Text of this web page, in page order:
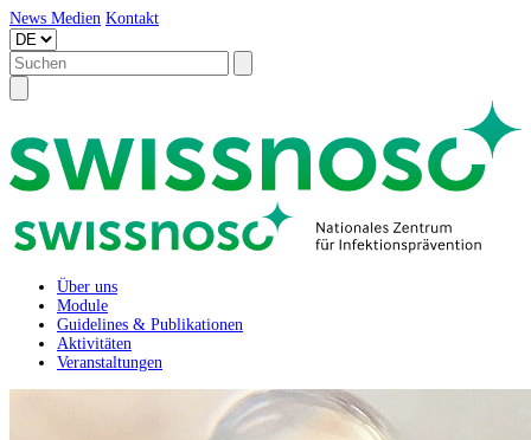
News Medien Kontakt
Über uns
Module
Guidelines & Publikationen
Aktivitäten
Veranstaltungen